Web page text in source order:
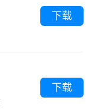
下载
下载